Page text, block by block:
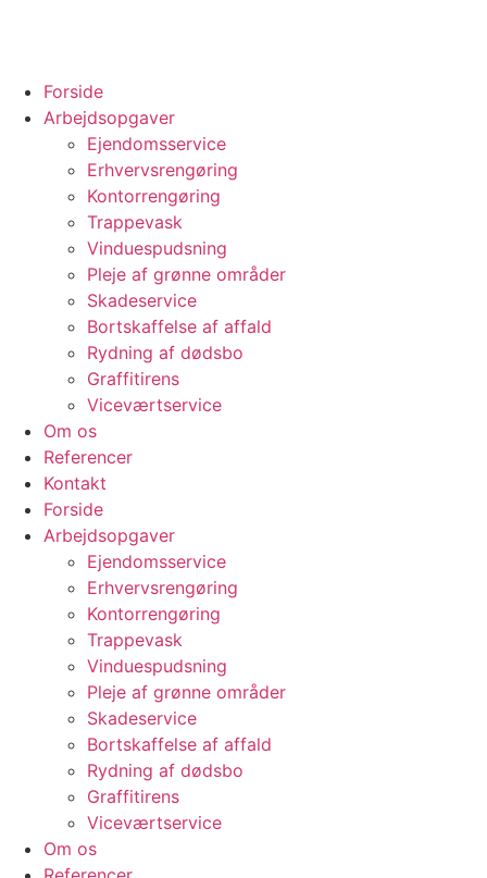
Forside
Arbejdsopgaver
Ejendomsservice
Erhvervsrengøring
Kontorrengøring
Trappevask
Vinduespudsning
Pleje af grønne områder
Skadeservice
Bortskaffelse af affald
Rydning af dødsbo
Graffitirens
Viceværtservice
Om os
Referencer
Kontakt
Forside
Arbejdsopgaver
Ejendomsservice
Erhvervsrengøring
Kontorrengøring
Trappevask
Vinduespudsning
Pleje af grønne områder
Skadeservice
Bortskaffelse af affald
Rydning af dødsbo
Graffitirens
Viceværtservice
Om os